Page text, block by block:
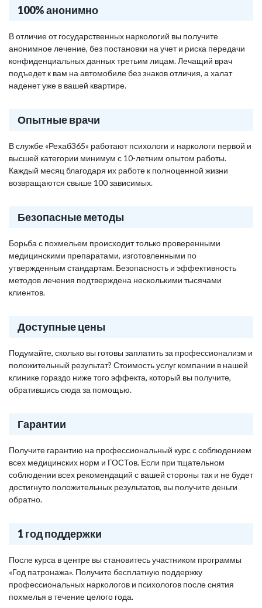
100% анонимно
В отличие от государственных наркологий вы получите
анонимное лечение, без постановки на учет и риска передачи
конфиденциальных данных третьим лицам. Лечащий врач
подъедет к вам на автомобиле без знаков отличия, а халат
наденет уже в вашей квартире.
Опытные врачи
В службе «Рехаб365» работают психологи и наркологи первой и
высшей категории минимум с 10-летним опытом работы.
Каждый месяц благодаря их работе к полноценной жизни
возвращаются свыше 100 зависимых.
Безопасные методы
Борьба с похмельем происходит только проверенными
медицинскими препаратами, изготовленными по
утвержденным стандартам. Безопасность и эффективность
методов лечения подтверждена несколькими тысячами
клиентов.
Доступные цены
Подумайте, сколько вы готовы заплатить за профессионализм и
положительный результат? Стоимость услуг компании в нашей
клинике гораздо ниже того эффекта, который вы получите,
обратившись сюда за помощью.
Гарантии
Получите гарантию на профессиональный курс с соблюдением
всех медицинских норм и ГОСТов. Если при тщательном
соблюдении всех рекомендаций с вашей стороны так и не будет
достигнуто положительных результатов, вы получите деньги
обратно.
1 год поддержки
После курса в центре вы становитесь участником программы
«Год патронажа». Получите бесплатную поддержку
профессиональных наркологов и психологов после снятия
похмелья в течение целого года.